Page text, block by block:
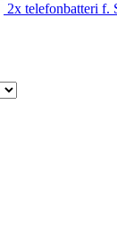
2x telefonbatteri f.